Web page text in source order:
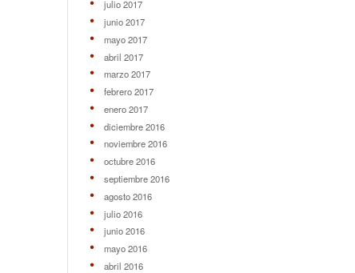
julio 2017
junio 2017
mayo 2017
abril 2017
marzo 2017
febrero 2017
enero 2017
diciembre 2016
noviembre 2016
octubre 2016
septiembre 2016
agosto 2016
julio 2016
junio 2016
mayo 2016
abril 2016